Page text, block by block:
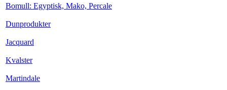
Bomull: Egyptisk, Mako, Percale
Dunprodukter
Jacquard
Kvalster
Martindale